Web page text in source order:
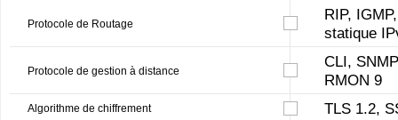
Protocole de Routage
RIP,
statique
Protocole de gestion à distance
CLI,
RMON 9
Algorithme de chiffrement TLS 1.2,